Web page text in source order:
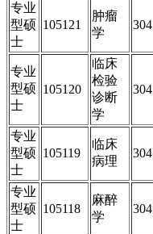
专业
型硕
士
105121
肿瘤
学
304
专业
型硕
士
105120
临床
检验
诊断
学
304
专业
型硕
士
105119
临床
病理
304
专业
型硕
士
105118
麻醉
学
304